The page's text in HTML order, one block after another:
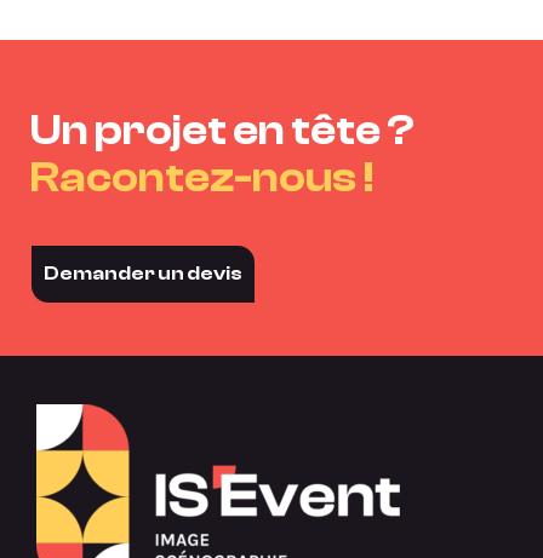
Un projet en tête ?
Racontez-nous !
Demander un devis